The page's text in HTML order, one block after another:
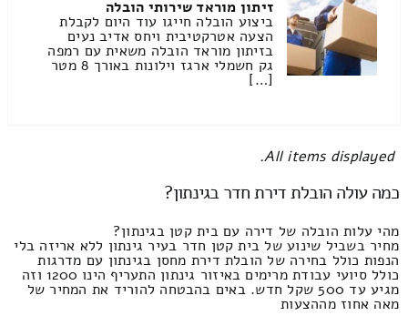
זיתון מוראד שירותי הובלה
ביצוע הובלה חייגו עוד היום לקבלת
הצעה אטרקטיבית ויחס אדיב נעים
בזיתון מוראד הובלה משאית עם רמפה
גק חשמלי ארגז וילונות באורך 8 מטר
[…]
All items displayed.
כמה עולה הובלת דירת חדר בגינתון?
מהי עלות הובלה של דירה עם בית קטן בגינתון?
מחיר בשביל שינוע של בית קטן חדר בעיר גינתון ללא אריזה בלי
הנפות כולל בחירה של הובלת דירת מחסן בגינתון עם מדרגות
כולל סיועי עבודת מרימים באיזור גינתון התעריף הינו 1200 וזה
מגיע עד 500 שקל חדש. באים בהבטחה להוריד את המחיר של
מאה אחוז מההצעות